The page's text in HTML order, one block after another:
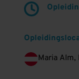
Maria Alm,